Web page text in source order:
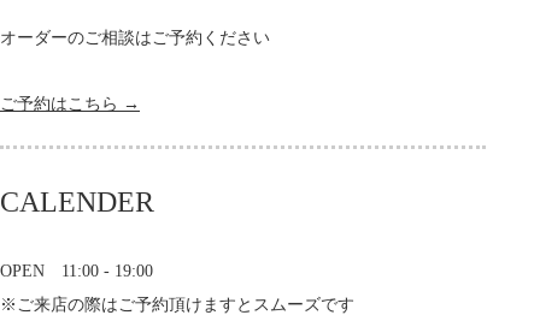
オーダーのご相談はご予約ください
ご予約はこちら →
CALENDER
OPEN 11:00 - 19:00
※ご来店の際はご予約頂けますとスムーズです